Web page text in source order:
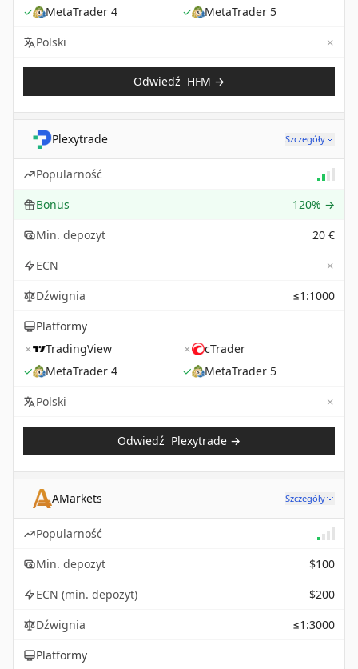
✓
MetaTrader 4 ✓
MetaTrader 5
Polski
✗
Odwiedź HFM →
Plexytrade Szczegóły
Popularność
Bonus
120% →
Min. depozyt
20 €
ECN
✗
Dźwignia
≤1:1000
Platformy
✗
TradingView ✗
cTrader
✓
MetaTrader 4 ✓
MetaTrader 5
Polski
✗
Odwiedź Plexytrade →
AMarkets Szczegóły
Popularność
Min. depozyt
$100
ECN (min. depozyt)
$200
Dźwignia
≤1:3000
Platformy